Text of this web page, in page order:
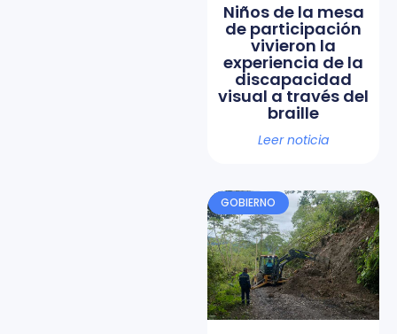
Niños de la mesa
de participación
vivieron la
experiencia de la
discapacidad
visual a través del
braille
Leer noticia
GOBIERNO